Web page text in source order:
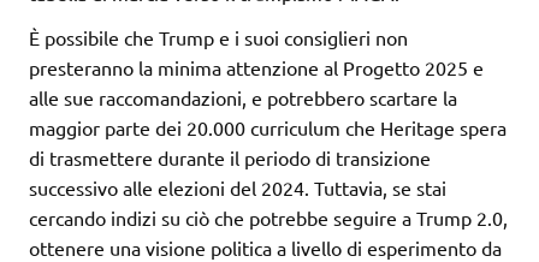
È possibile che Trump e i suoi consiglieri non
presteranno la minima attenzione al Progetto 2025 e
alle sue raccomandazioni, e potrebbero scartare la
maggior parte dei 20.000 curriculum che Heritage spera
di trasmettere durante il periodo di transizione
successivo alle elezioni del 2024. Tuttavia, se stai
cercando indizi su ciò che potrebbe seguire a Trump 2.0,
ottenere una visione politica a livello di esperimento da